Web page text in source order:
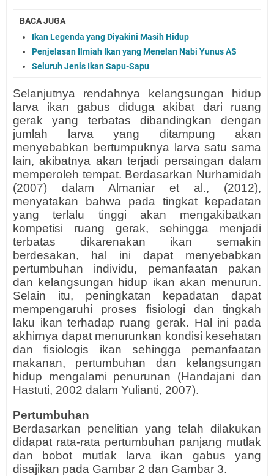
BACA JUGA
Ikan Legenda yang Diyakini Masih Hidup
Penjelasan Ilmiah Ikan yang Menelan Nabi Yunus AS
Seluruh Jenis Ikan Sapu-Sapu
Selanjutnya rendahnya kelangsungan hidup
larva ikan gabus diduga akibat dari ruang
gerak yang terbatas dibandingkan dengan
jumlah larva yang ditampung akan
menyebabkan bertumpuknya larva satu sama
lain, akibatnya akan terjadi persaingan dalam
memperoleh tempat. Berdasarkan Nurhamidah
(2007) dalam Almaniar et al., (2012),
menyatakan bahwa pada tingkat kepadatan
yang terlalu tinggi akan mengakibatkan
kompetisi ruang gerak, sehingga menjadi
terbatas dikarenakan ikan semakin
berdesakan, hal ini dapat menyebabkan
pertumbuhan individu, pemanfaatan pakan
dan kelangsungan hidup ikan akan menurun.
Selain itu, peningkatan kepadatan dapat
mempengaruhi proses fisiologi dan tingkah
laku ikan terhadap ruang gerak. Hal ini pada
akhirnya dapat menurunkan kondisi kesehatan
dan fisiologis ikan sehingga pemanfaatan
makanan, pertumbuhan dan kelangsungan
hidup mengalami penurunan (Handajani dan
Hastuti, 2002 dalam Yulianti, 2007).
Pertumbuhan
Berdasarkan penelitian yang telah dilakukan
didapat rata-rata pertumbuhan panjang mutlak
dan bobot mutlak larva ikan gabus yang
disajikan pada Gambar 2 dan Gambar 3.